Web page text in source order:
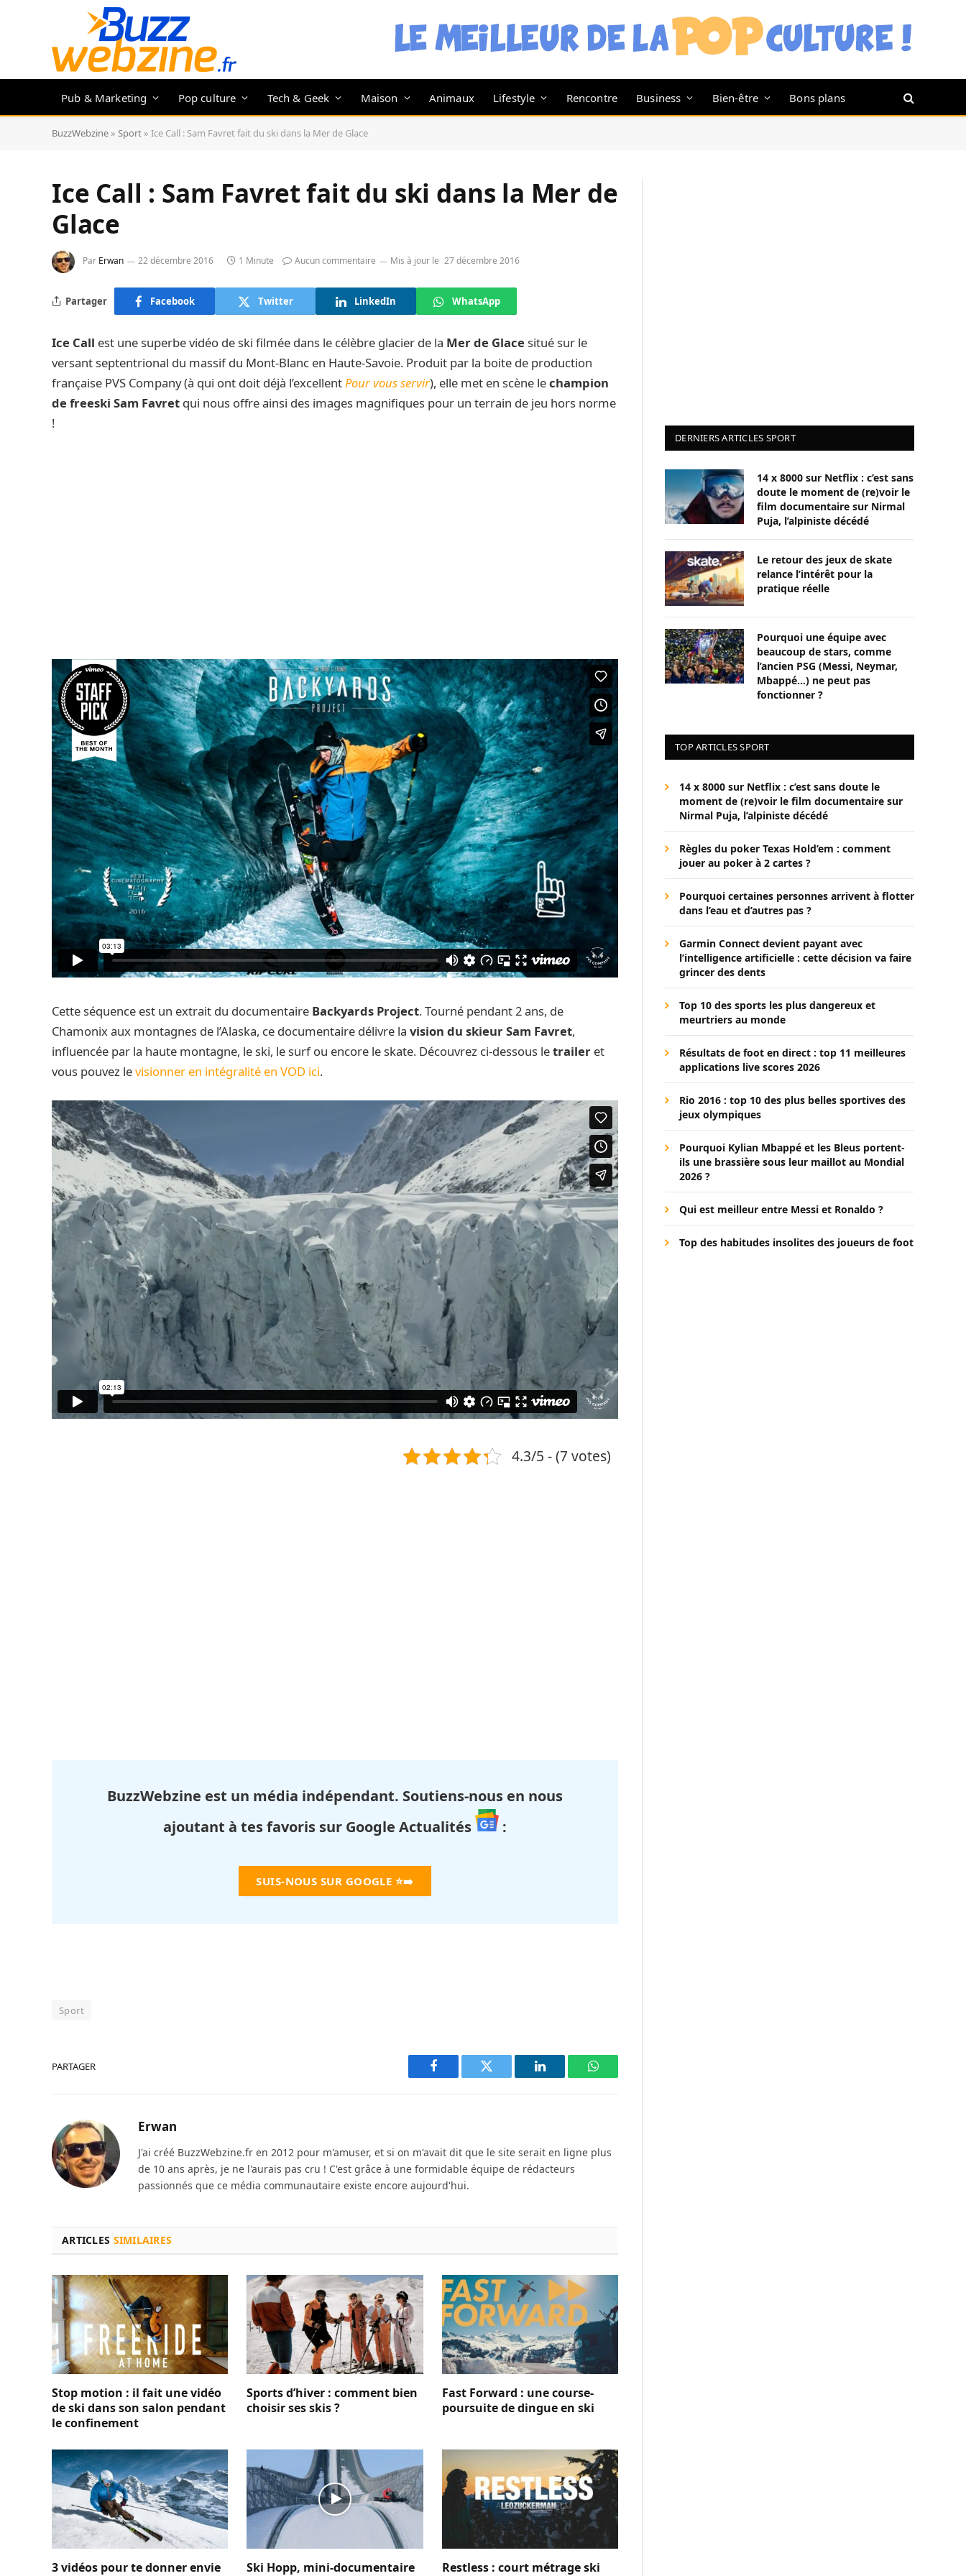
Pub & Marketing Pop culture Tech & Geek Maison Animaux Lifestyle Rencontre Business Bien-être Bons plans
BuzzWebzine » Sport » Ice Call : Sam Favret fait du ski dans la Mer de Glace
Ice Call : Sam Favret fait du ski dans la Mer de
Glace
Par Erwan 22 décembre 2016 1 Minute Aucun commentaire Mis à jour le 27 décembre 2016
Partager Facebook Twitter LinkedIn WhatsApp
Ice Call est une superbe vidéo de ski filmée dans le célèbre glacier de la Mer de Glace situé sur le
versant septentrional du massif du Mont-Blanc en Haute-Savoie. Produit par la boite de production
française PVS Company (à qui ont doit déjà l’excellentPour vous servir), elle met en scène lechampion
de freeski Sam Favret qui nous offre ainsi des images magnifiques pour un terrain de jeu hors norme
!
Cette séquence est un extrait du documentaire Backyards Project. Tourné pendant 2 ans, de
Chamonix aux montagnes de l’Alaska, ce documentaire délivre la vision du skieur Sam Favret,
influencée par la haute montagne, le ski, le surf ou encore le skate. Découvrez ci-dessous letrailer et
vous pouvez levisionner en intégralité en VOD ici.
4.3/5 - (7 votes)
BuzzWebzine est un média indépendant. Soutiens-nous en nous
ajoutant à tes favoris sur Google Actualités
:
SUIS-NOUS SUR GOOGLE ⭐➡️
Sport
PARTAGER
Facebook Twitter LinkedIn WhatsApp
Erwan
J'ai créé BuzzWebzine.fr en 2012 pour m'amuser, et si on m'avait dit que le site serait en ligne plus
de 10 ans après, je ne l'aurais pas cru ! C'est grâce à une formidable équipe de rédacteurs
passionnés que ce média communautaire existe encore aujourd'hui.
ARTICLES SIMILAIRES
Stop motion : il fait une vidéo
de ski dans son salon pendant
le confinement
Sports d’hiver : comment bien
choisir ses skis ?
Fast Forward : une course-
poursuite de dingue en ski
3 vidéos pour te donner envie
Ski Hopp, mini-documentaire
Restless : court métrage ski
DERNIERS ARTICLES SPORT
14 x 8000 sur Netflix : c’est sans
doute le moment de (re)voir le
film documentaire sur Nirmal
Puja, l’alpiniste décédé
Le retour des jeux de skate
relance l’intérêt pour la
pratique réelle
Pourquoi une équipe avec
beaucoup de stars, comme
l’ancien PSG (Messi, Neymar,
Mbappé…) ne peut pas
fonctionner ?
TOP ARTICLES SPORT
14 x 8000 sur Netflix : c’est sans doute le
moment de (re)voir le film documentaire sur
Nirmal Puja, l’alpiniste décédé
Règles du poker Texas Hold’em : comment
jouer au poker à 2 cartes ?
Pourquoi certaines personnes arrivent à flotter
dans l’eau et d’autres pas ?
Garmin Connect devient payant avec
l’intelligence artificielle : cette décision va faire
grincer des dents
Top 10 des sports les plus dangereux et
meurtriers au monde
Résultats de foot en direct : top 11 meilleures
applications live scores 2026
Rio 2016 : top 10 des plus belles sportives des
jeux olympiques
Pourquoi Kylian Mbappé et les Bleus portent-
ils une brassière sous leur maillot au Mondial
2026 ?
Qui est meilleur entre Messi et Ronaldo ?
Top des habitudes insolites des joueurs de foot